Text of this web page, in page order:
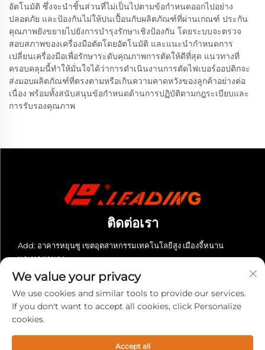
อัตโนมัติ ซึ่งจะนำชิ้นส่วนที่ไม่เป็นไปตามข้อกำหนดออกไปอย่าง
ปลอดภัย และป้องกันไม่ให้ปนเปื้อนกับผลิตภัณฑ์ที่ผ่านเกณฑ์ ประกัน
คุณภาพยังขยายไปยังการบำรุงรักษาเชิงป้องกัน โดยระบบจะตรวจ
สอบสภาพของเครื่องมือตัดโดยอัตโนมัติ และแนะนำกำหนดการ
เปลี่ยนเครื่องมือเพื่อรักษาระดับคุณภาพการตัดให้ดีที่สุด แนวทางที่
ครอบคลุมนี้ทำให้มั่นใจได้ว่าการดำเนินงานการตัดไฟเบอร์ออปติกจะ
ส่งมอบผลิตภัณฑ์ที่ตรงตามหรือเกินความคาดหวังของลูกค้าอย่างต่อ
เนื่อง พร้อมทั้งสนับสนุนข้อกำหนดด้านการปฏิบัติตามกฎระเบียบและ
การรับรองคุณภาพ
ติดต่อเรา
Add: อาคารหยุนซู เขตอุตสาหกรรมเทคโนโลยีสูง เมืองจี้หนาน
มณฑลซานตง
โทรศัพท์: +86-13280023931
อีเมล:[email protected]
สงวนลิขสิทธิ์ © 2025 บริษัท เลดดิ้ง (ซานตง) อุปกรณ์ซีเอ็นซี จำกัด สงวน
ลิขสิทธิ์ทั้งหมด -นโยบายความเป็นส่วนตัว
We value your privacy
We use cookies and similar tools to provide our services.
If you don't want to accept all cookies, click Personalize
cookies.
Accept all